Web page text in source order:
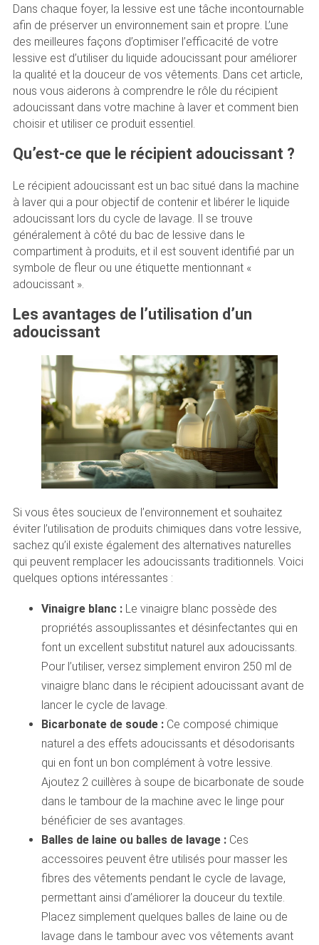
Dans chaque foyer, la lessive est une tâche incontournable
afin de préserver un environnement sain et propre. L’une
des meilleures façons d’optimiser l’efficacité de votre
lessive est d’utiliser du liquide adoucissant pour améliorer
la qualité et la douceur de vos vêtements. Dans cet article,
nous vous aiderons à comprendre le rôle du récipient
adoucissant dans votre machine à laver et comment bien
choisir et utiliser ce produit essentiel.
Qu’est-ce que le récipient adoucissant ?
Le récipient adoucissant est un bac situé dans la machine
à laver qui a pour objectif de contenir et libérer le liquide
adoucissant lors du cycle de lavage. Il se trouve
généralement à côté du bac de lessive dans le
compartiment à produits, et il est souvent identifié par un
symbole de fleur ou une étiquette mentionnant «
adoucissant ».
Les avantages de l’utilisation d’un
adoucissant
Si vous êtes soucieux de l’environnement et souhaitez
éviter l’utilisation de produits chimiques dans votre lessive,
sachez qu’il existe également des alternatives naturelles
qui peuvent remplacer les adoucissants traditionnels. Voici
quelques options intéressantes :
Vinaigre blanc :Le vinaigre blanc possède des
propriétés assouplissantes et désinfectantes qui en
font un excellent substitut naturel aux adoucissants.
Pour l’utiliser, versez simplement environ 250 ml de
vinaigre blanc dans le récipient adoucissant avant de
lancer le cycle de lavage.
Bicarbonate de soude :Ce composé chimique
naturel a des effets adoucissants et désodorisants
qui en font un bon complément à votre lessive.
Ajoutez 2 cuillères à soupe de bicarbonate de soude
dans le tambour de la machine avec le linge pour
bénéficier de ses avantages.
Balles de laine ou balles de lavage :Ces
accessoires peuvent être utilisés pour masser les
fibres des vêtements pendant le cycle de lavage,
permettant ainsi d’améliorer la douceur du textile.
Placez simplement quelques balles de laine ou de
lavage dans le tambour avec vos vêtements avant